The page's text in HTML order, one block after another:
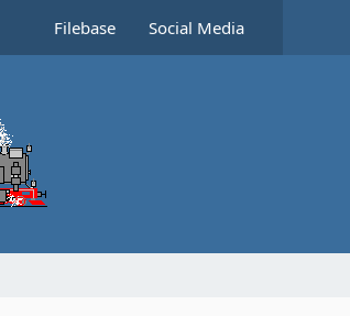
Filebase Social Media